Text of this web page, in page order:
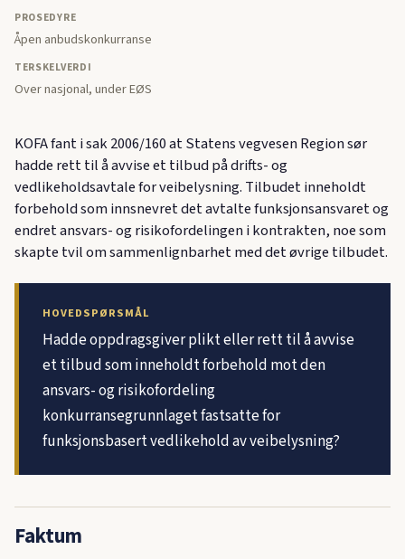
PROSEDYRE
Åpen anbudskonkurranse
TERSKELVERDI
Over nasjonal, under EØS
KOFA fant i sak 2006/160 at Statens vegvesen Region sør
hadde rett til å avvise et tilbud på drifts- og
vedlikeholdsavtale for veibelysning. Tilbudet inneholdt
forbehold som innsnevret det avtalte funksjonsansvaret og
endret ansvars- og risikofordelingen i kontrakten, noe som
skapte tvil om sammenlignbarhet med det øvrige tilbudet.
HOVEDSPØRSMÅL
Hadde oppdragsgiver plikt eller rett til å avvise
et tilbud som inneholdt forbehold mot den
ansvars- og risikofordeling
konkurransegrunnlaget fastsatte for
funksjonsbasert vedlikehold av veibelysning?
Faktum